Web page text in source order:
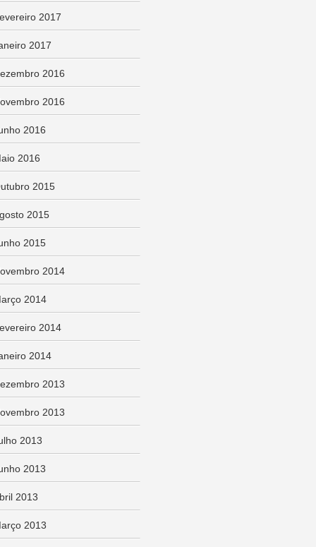
2017
2017
2016
2016
2016
2016
2015
2015
2015
2014
2014
2014
2014
2013
2013
2013
2013
2013
2013